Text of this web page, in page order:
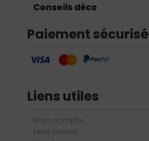
Conseils déco
Paiement sécurisé
Liens utiles
Mon compte
Mon panier